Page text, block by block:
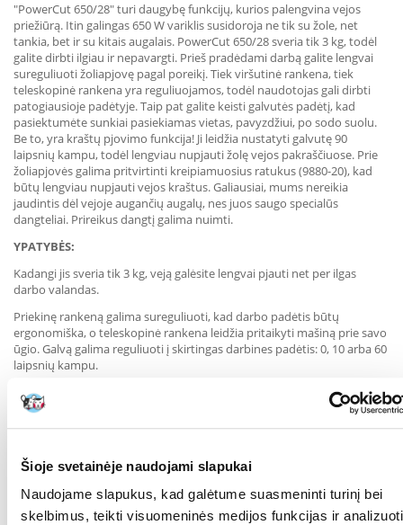
Šioje svetainėje naudojami slapukai
Naudojame slapukus, kad galėtume suasmeninti turinį bei
skelbimus, teikti visuomeninės medijos funkcijas ir analizuoti
"PowerCut 650/28" turi daugybę funkcijų, kurios palengvina vejos
priežiūrą. Itin galingas 650 W variklis susidoroja ne tik su žole, net
tankia, bet ir su kitais augalais. PowerCut 650/28 sveria tik 3 kg, todėl
galite dirbti ilgiau ir nepavargti. Prieš pradėdami darbą galite lengvai
sureguliuoti žoliapjovę pagal poreikį. Tiek viršutinė rankena, tiek
teleskopinė rankena yra reguliuojamos, todėl naudotojas gali dirbti
patogiausioje padėtyje. Taip pat galite keisti galvutės padėtį, kad
pasiektumėte sunkiai pasiekiamas vietas, pavyzdžiui, po sodo suolu.
Be to, yra kraštų pjovimo funkcija! Ji leidžia nustatyti galvutę 90
laipsnių kampu, todėl lengviau nupjauti žolę vejos pakraščiuose. Prie
žoliapjovės galima pritvirtinti kreipiamuosius ratukus (9880-20), kad
būtų lengviau nupjauti vejos kraštus. Galiausiai, mums nereikia
jaudintis dėl vejoje augančių augalų, nes juos saugo specialūs
dangteliai. Prireikus dangtį galima nuimti.
YPATYBĖS:
Kadangi jis sveria tik 3 kg, veją galėsite lengvai pjauti net per ilgas
darbo valandas.
Priekinę rankeną galima sureguliuoti, kad darbo padėtis būtų
ergonomiška, o teleskopinė rankena leidžia pritaikyti mašiną prie savo
ūgio. Galvą galima reguliuoti į skirtingas darbines padėtis: 0, 10 arba 60
laipsnių kampu.
Vejos kraštų žoliapjove galite pjauti vertikaliai, kad tiksliai
apibrėžtumėte takelių ir gėlynų kraštus bei palei tvoras.
Pjovimo linija, kurios darbinis nuotolis 28 cm, užtikrina puikius
rezultatus kiekvieną kartą - tiek pjaunant veją, tiek šalinant dilgėles ir
piktžoles.